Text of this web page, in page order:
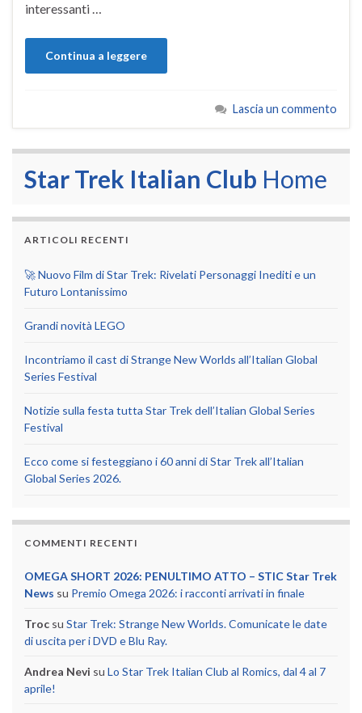
interessanti …
Continua a leggere
Lascia un commento
Star Trek Italian Club Home
ARTICOLI RECENTI
🚀 Nuovo Film di Star Trek: Rivelati Personaggi Inediti e un
Futuro Lontanissimo
Grandi novità LEGO
Incontriamo il cast di Strange New Worlds all’Italian Global
Series Festival
Notizie sulla festa tutta Star Trek dell’Italian Global Series
Festival
Ecco come si festeggiano i 60 anni di Star Trek all’Italian
Global Series 2026.
COMMENTI RECENTI
OMEGA SHORT 2026: PENULTIMO ATTO – STIC Star Trek
News su Premio Omega 2026: i racconti arrivati in finale
Troc su Star Trek: Strange New Worlds. Comunicate le date
di uscita per i DVD e Blu Ray.
Andrea Nevi su Lo Star Trek Italian Club al Romics, dal 4 al 7
aprile!